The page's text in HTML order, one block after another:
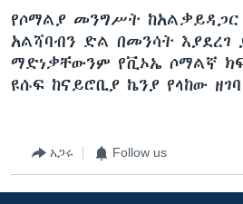
የሶማልያ መንግሥት ከአልቃይዳጋር
አልሻባብን ድል በመንሳት እያደረገ
ማድነቃቸውንም የቪኦኤ ሶማልኛ
ዩሱፍ ከናይሮቢያ ኬንያ የላከው
አጋሩ Follow us